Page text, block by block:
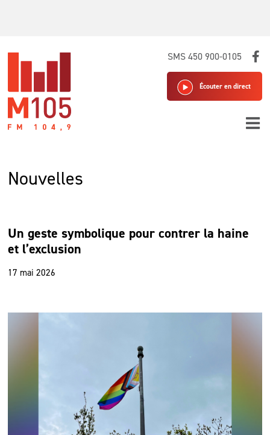
SMS 450 900-0105
Écouter en direct
Nouvelles
Un geste symbolique pour contrer la haine
et l’exclusion
17 mai 2026